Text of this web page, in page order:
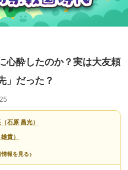
心酔したのか？実は大友頼
」だった？
石原 昌光）
貴）
報を見る›